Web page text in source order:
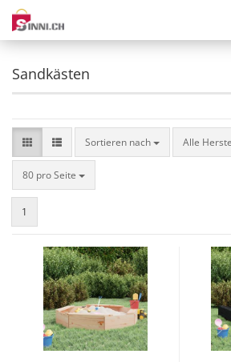
Sandkästen
Sortieren nach
Sortieren nach Alle
80 pro Seite
pro Seite
1